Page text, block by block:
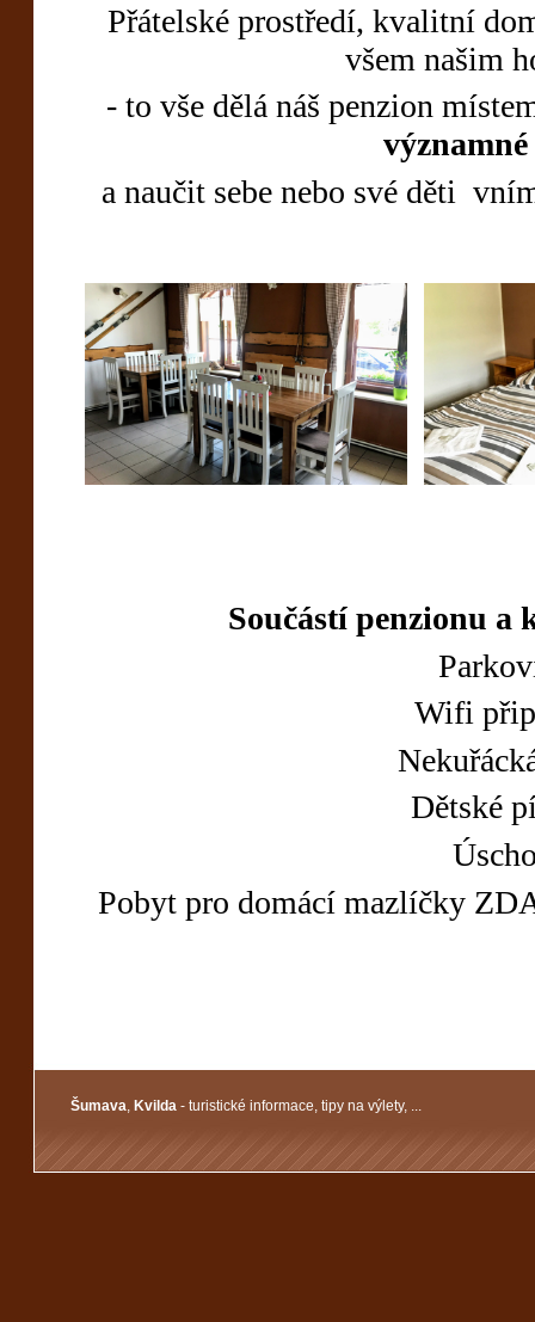
Přátelské prostředí, kvalitní
všem našim
- to vše dělá náš penzion
a naučit sebe nebo své děti
Součástí penzionu a
Wifi
Dětské
Pobyt pro domácí mazlíčky
Šumava, Kvilda - turistické informace, tipy na výlety, ...